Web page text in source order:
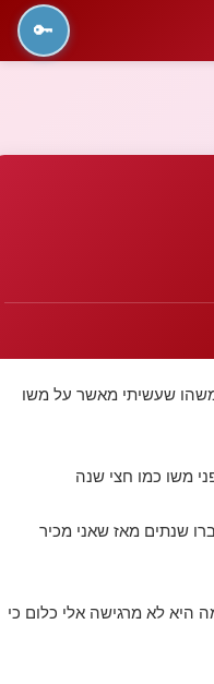
🔑
שעשיתי מאשר על משו
משו כמו חצי שנה
שנתים מאז שאני מכיר
לא מרגישה אלי כלום כי